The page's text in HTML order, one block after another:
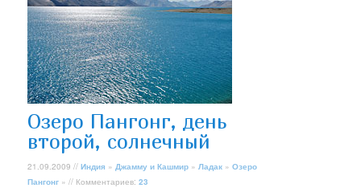
Озеро Пангонг, день
второй, солнечный
21.09.2009 //Индия » Джамму и Кашмир »Ладак »Озеро
Пангонг » // Комментариев:23